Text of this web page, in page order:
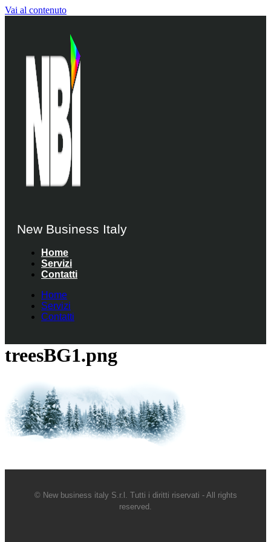
Vai al contenuto
New Business Italy
Home
Servizi
Contatti
Home
Servizi
Contatti
treesBG1.png
© New business italy S.r.l. Tutti i diritti riservati - All rights
reserved.